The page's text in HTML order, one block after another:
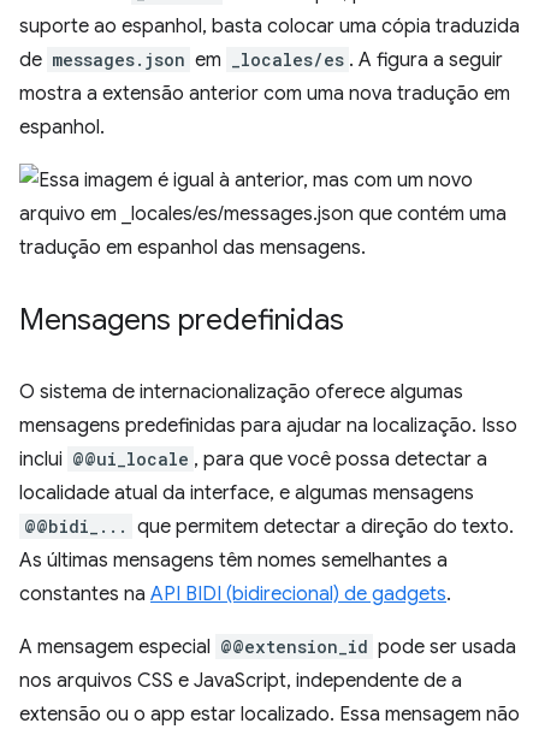
suporte ao espanhol, basta colocar uma cópia traduzida
de messages.json em _locales/es . A figura a seguir
mostra a extensão anterior com uma nova tradução em
espanhol.
Mensagens predefinidas
O sistema de internacionalização oferece algumas
mensagens predefinidas para ajudar na localização. Isso
inclui @@ui_locale , para que você possa detectar a
localidade atual da interface, e algumas mensagens
@@bidi_... que permitem detectar a direção do texto.
As últimas mensagens têm nomes semelhantes a
constantes na API BIDI (bidirecional) de gadgets.
A mensagem especial @@extension_id pode ser usada
nos arquivos CSS e JavaScript, independente de a
extensão ou o app estar localizado. Essa mensagem não